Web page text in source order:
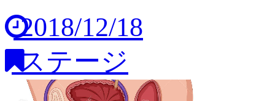
2018/12/18
ステージ